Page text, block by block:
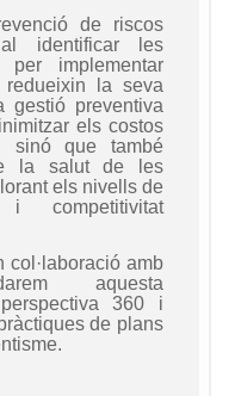
de riscos
identificar les
implementar
redueixin la seva
gestió preventiva
els costos
sinó que també
la salut de les
els nivells de
i competitivitat
col·laboració amb
aquesta
360 i
de plans